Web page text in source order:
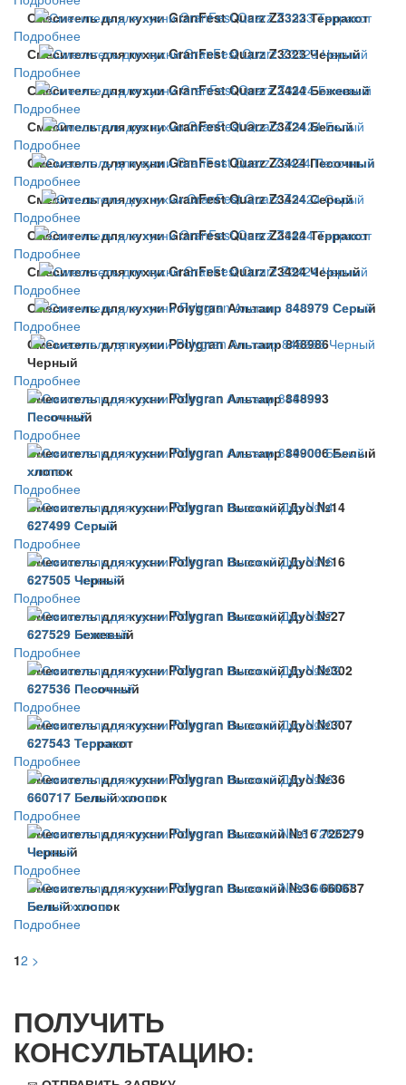
Смеситель для кухни GranFest Quarz Z3323 Терракот
Подробнее
Смеситель для кухни GranFest Quarz Z3323 Черный
Подробнее
Смеситель для кухни GranFest Quarz Z3424 Бежевый
Подробнее
Смеситель для кухни GranFest Quarz Z3424 Белый
Подробнее
Смеситель для кухни GranFest Quarz Z3424 Песочный
Подробнее
Смеситель для кухни GranFest Quarz Z3424 Серый
Подробнее
Смеситель для кухни GranFest Quarz Z3424 Терракот
Подробнее
Смеситель для кухни GranFest Quarz Z3424 Черный
Подробнее
Смеситель для кухни Polygran Альтаир 848979 Серый
Подробнее
Смеситель для кухни Polygran Альтаир 848986
Черный
Подробнее
Смеситель для кухни Polygran Альтаир 848993
Песочный
Подробнее
Смеситель для кухни Polygran Альтаир 849006 Белый
хлопок
Подробнее
Смеситель для кухни Polygran Высокий Дуо №14
627499 Серый
Подробнее
Смеситель для кухни Polygran Высокий Дуо №16
627505 Черный
Подробнее
Смеситель для кухни Polygran Высокий Дуо №27
627529 Бежевый
Подробнее
Смеситель для кухни Polygran Высокий Дуо №302
627536 Песочный
Подробнее
Смеситель для кухни Polygran Высокий Дуо №307
627543 Терракот
Подробнее
Смеситель для кухни Polygran Высокий Дуо №36
660717 Белый хлопок
Подробнее
Смеситель для кухни Polygran Высокий №16 726279
Черный
Подробнее
Смеситель для кухни Polygran Высокий №36 660687
Белый хлопок
Подробнее
12 >
ПОЛУЧИТЬ
КОНСУЛЬТАЦИЮ: